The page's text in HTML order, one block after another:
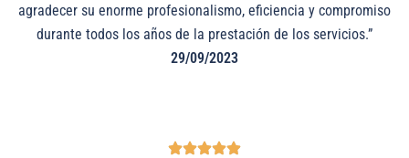
agradecer su enorme profesionalismo, eficiencia y compromiso
durante todos los años de la prestación de los servicios.”
29/09/2023